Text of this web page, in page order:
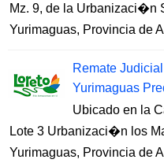
Mz. 9, de la Urbanizaci�n
Yurimaguas, Provincia de
Remate
Yurimaguas
Ubicado en la
Lote 3 Urbanizaci�n los
Yurimaguas, Provincia de